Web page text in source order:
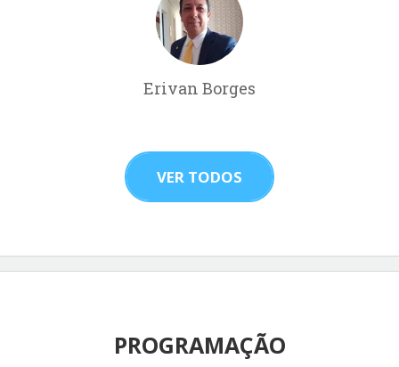
Erivan Borges
VER TODOS
PROGRAMAÇÃO